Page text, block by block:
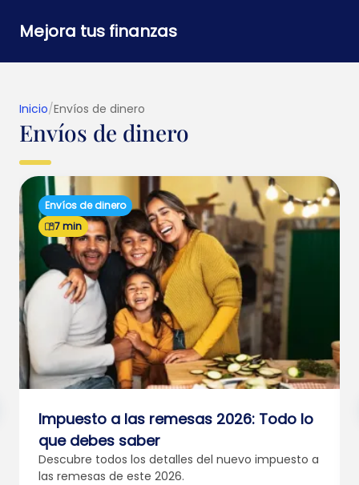
Mejora tus finanzas
Inicio/Envíos de dinero
Envíos de dinero
Envíos de dinero
7 min
Impuesto a las remesas 2026: Todo lo
que debes saber
Descubre todos los detalles del nuevo impuesto a
las remesas de este 2026.